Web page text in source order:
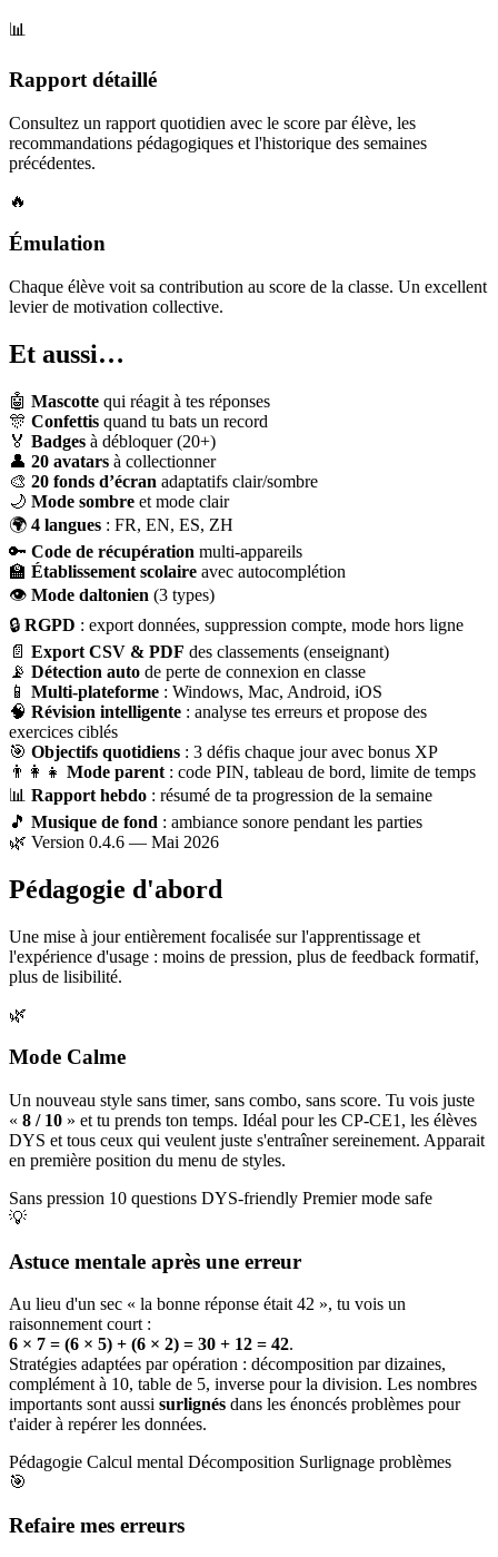
📊
Rapport détaillé
Consultez un rapport quotidien avec le score par élève, les
recommandations pédagogiques et l'historique des semaines
précédentes.
🔥
Émulation
Chaque élève voit sa contribution au score de la classe. Un excellent
levier de motivation collective.
Et aussi…
🤖 Mascotte qui réagit à tes réponses
🎊 Confettis quand tu bats un record
🏅 Badges à débloquer (20+)
👤 20 avatars à collectionner
🎨 20 fonds d’écran adaptatifs clair/sombre
🌙 Mode sombre et mode clair
🌍 4 langues : FR, EN, ES, ZH
🔑 Code de récupération multi-appareils
🏫 Établissement scolaire avec autocomplétion
👁 Mode daltonien (3 types)
🔒 RGPD : export données, suppression compte, mode hors ligne
📄 Export CSV & PDF des classements (enseignant)
📡 Détection auto de perte de connexion en classe
📱 Multi-plateforme : Windows, Mac, Android, iOS
🧠 Révision intelligente : analyse tes erreurs et propose des
exercices ciblés
🎯 Objectifs quotidiens : 3 défis chaque jour avec bonus XP
👨‍👩‍👧 Mode parent : code PIN, tableau de bord, limite de temps
📊 Rapport hebdo : résumé de ta progression de la semaine
🎵 Musique de fond : ambiance sonore pendant les parties
🌿 Version 0.4.6 — Mai 2026
Pédagogie d'abord
Une mise à jour entièrement focalisée sur l'apprentissage et
l'expérience d'usage : moins de pression, plus de feedback formatif,
plus de lisibilité.
🌿
Mode Calme
Un nouveau style sans timer, sans combo, sans score. Tu vois juste
« 8 / 10 » et tu prends ton temps. Idéal pour les CP-CE1, les élèves
DYS et tous ceux qui veulent juste s'entraîner sereinement. Apparait
en première position du menu de styles.
Sans pression 10 questions DYS-friendly Premier mode safe
💡
Astuce mentale après une erreur
Au lieu d'un sec « la bonne réponse était 42 », tu vois un
raisonnement court :
6 × 7 = (6 × 5) + (6 × 2) = 30 + 12 = 42.
Stratégies adaptées par opération : décomposition par dizaines,
complément à 10, table de 5, inverse pour la division. Les nombres
importants sont aussi surlignés dans les énoncés problèmes pour
t'aider à repérer les données.
Pédagogie Calcul mental Décomposition Surlignage problèmes
🎯
Refaire mes erreurs